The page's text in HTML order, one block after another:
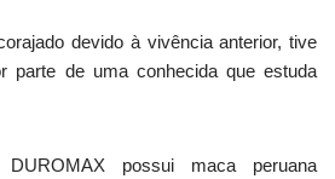
devido à vivência anterior, tive
parte de uma conhecida que estuda
possui maca peruana